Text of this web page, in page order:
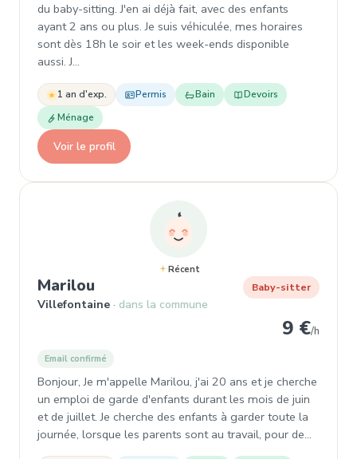
du baby-sitting. J'en ai déjà fait, avec des enfants
ayant 2 ans ou plus. Je suis véhiculée, mes horaires
sont dès 18h le soir et les week-ends disponible
aussi. J…
1 an d'exp. Permis Bain
Devoirs
Ménage
Voir le profil
Récent
Marilou , Baby-sitter à Villefontaine
Villefontaine dans la commune
Baby-sitter
9 €/h
Email confirmé
Bonjour, Je m'appelle Marilou, j'ai 20 ans et je cherche
un emploi de garde d'enfants durant les mois de juin
et de juillet. Je cherche des enfants à garder toute la
journée, lorsque les parents sont au travail, pour de…